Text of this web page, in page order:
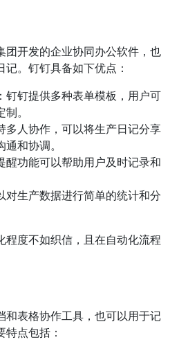
团开发的企业协同办公软件 ，也
。钉钉具备如下优点：
：钉钉提供多种表单模板，用户可
。
多人协作，可以将生产日记分享
和协调。
醒功能可以帮助用户及时记录和
对生产数据进行简单的统计和分
程度不如织信，且在自动化流程
和表格协作工具，也可以用于记
点包括：